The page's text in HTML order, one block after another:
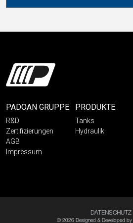
PADOAN GRUPPE
R&D
Zertifizierungen
AGB
Impressum
PRODUKTE
Tanks
Hydraulik
DATENSCHUTZ
© 2026 Designed & Developed by